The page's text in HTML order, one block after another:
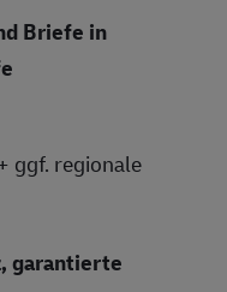
Briefe in
ggf. regionale
garantierte